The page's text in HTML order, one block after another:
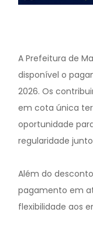
A Prefeitura de
disponível o
2026. Os
em cota única
oportunidade
regularidade
Além do
pagamento em
flexibilidade aos